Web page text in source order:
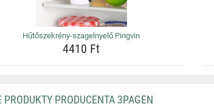
Hűtőszekrény-szagelnyelő Pingvin
4410 Ft
PRODUKTY PRODUCENTA 3PAGEN